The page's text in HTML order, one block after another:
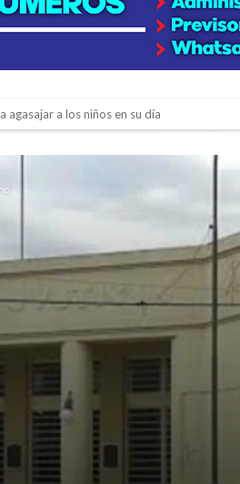
agasajar a los niños en su día
podrían superar los 80 km/h
en la región
Quirquinchos